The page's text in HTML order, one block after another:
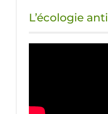
L’écologie